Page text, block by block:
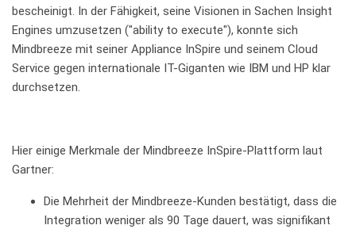
bescheinigt. In der Fähigkeit, seine Visionen in Sachen Insight
Engines umzusetzen ("ability to execute"), konnte sich
Mindbreeze mit seiner Appliance InSpire und seinem Cloud
Service gegen internationale IT-Giganten wie IBM und HP klar
durchsetzen.
Hier einige Merkmale der Mindbreeze InSpire-Plattform laut
Gartner:
Die Mehrheit der Mindbreeze-Kunden bestätigt, dass die
Integration weniger als 90 Tage dauert, was signifikant